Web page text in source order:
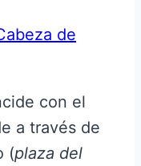
de
con el
a través de
(plaza del